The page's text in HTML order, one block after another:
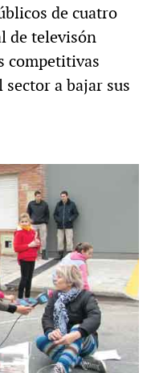
de cuatro
de televisón
competitivas
a bajar sus